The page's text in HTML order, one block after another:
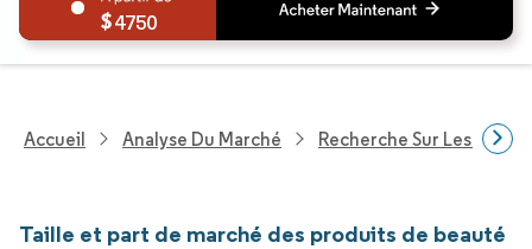
4750
Accueil Analyse Du Marché Recherche Sur Les
Taille et part de marché des produits de beauté